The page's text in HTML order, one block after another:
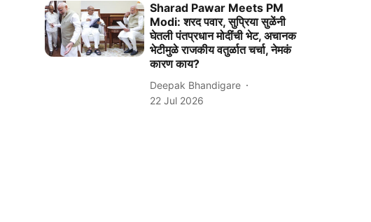
Sharad Pawar Meets PM
Modi: शरद पवार, सुप्रिया सुळेंनी
घेतली पंतप्रधान मोदींची भेट, अचानक
भेटीमुळे राजकीय वतुर्ळात चर्चा, नेमकं
कारण काय?
Deepak Bhandigare
22 Jul 2026